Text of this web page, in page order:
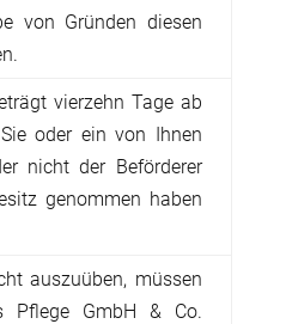
von Gründen diesen
vierzehn Tage ab
oder ein von Ihnen
nicht der Beförderer
genommen haben
auszuüben, müssen
Pflege GmbH & Co.